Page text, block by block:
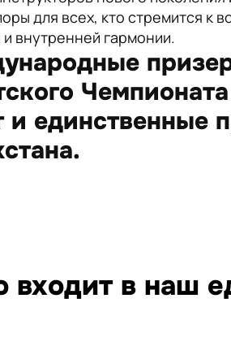
для всех, кто стремится к
внутренней гармонии.
и единственные
входит в наш